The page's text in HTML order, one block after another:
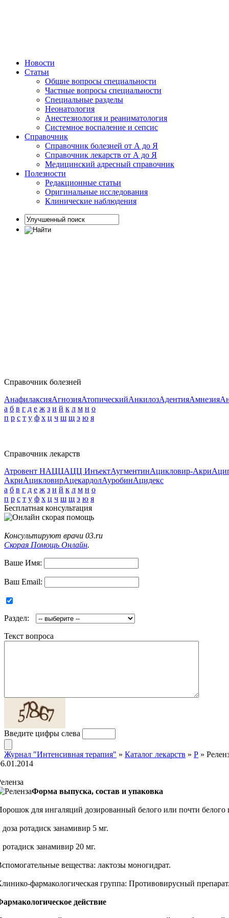
Новости
Статьи
Общие вопросы специальности
Частные вопросы специальности
Специальные разделы
Неонатология
Анестезиология и реаниматология
Системное воспаление и сепсис
Справочник
Справочник болезней от А до Я
Справочник лекарств от А до Я
Медицинский адресный справочник
Полезности
Редакционные статьи
Оригинальные исследования
Клинические наблюдения
Справочник болезней
АнафилаксияАгнозияАтопическийАнкилозАдентияАмнезия
а б в г д е ж з и й к л м н о
п р с т у ф х ц ч ш щ э ю я
Справочник лекарств
Атровент НАЦЦАЦЦ ИнъектАугментинАцикловир-Акри
АкриАцикловирАцекардолАуробинАцидекс
а б в г д е ж з и й к л м н о
п р с т у ф х ц ч ш щ э ю я
Бесплатная консультация
Консультируют врачи 03.ru
Скорая Помощь Онлайн.
Ваше Имя:
Ваш Email:
Раздел:
Текст вопроса
Введите цифры слева
Журнал "Интенсивная терапия" » Каталог лекарств » Р »
Форма выпуска, состав и упаковка
для ингаляций дозированный белого или почти белого
доза ротадиск занамивир 5 мг.
ротадиск занамивир 20 мг.
вещества: лактозы моногидрат.
фармакологическая группа: Противовирусный препарат.
действие